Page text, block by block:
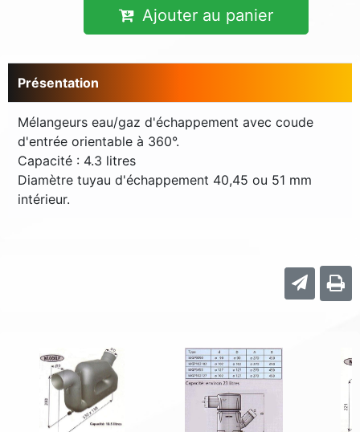
Ajouter au panier
Présentation
Mélangeurs eau/gaz d'échappement avec coude
d'entrée orientable à 360°.
Capacité : 4.3 litres
Diamètre tuyau d'échappement 40,45 ou 51 mm
intérieur.